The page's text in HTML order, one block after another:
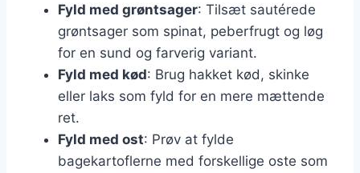
Fyld med grøntsager: Tilsæt sautérede
grøntsager som spinat, peberfrugt og løg
for en sund og farverig variant.
Fyld med kød: Brug hakket kød, skinke
eller laks som fyld for en mere mættende
ret.
Fyld med ost: Prøv at fylde
bagekartoflerne med forskellige oste som